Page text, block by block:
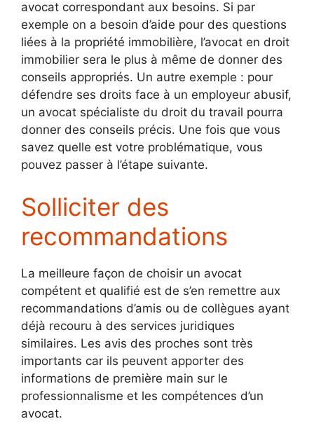
avocat correspondant aux besoins. Si par
exemple on a besoin d’aide pour des questions
liées à la propriété immobilière, l’avocat en droit
immobilier sera le plus à même de donner des
conseils appropriés. Un autre exemple : pour
défendre ses droits face à un employeur abusif,
un avocat spécialiste du droit du travail pourra
donner des conseils précis. Une fois que vous
savez quelle est votre problématique, vous
pouvez passer à l’étape suivante.
Solliciter des
recommandations
La meilleure façon de choisir un avocat
compétent et qualifié est de s’en remettre aux
recommandations d’amis ou de collègues ayant
déjà recouru à des services juridiques
similaires. Les avis des proches sont très
importants car ils peuvent apporter des
informations de première main sur le
professionnalisme et les compétences d’un
avocat.